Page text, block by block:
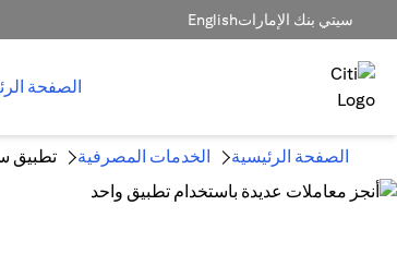
سيتي بنك الإماراتEnglish
الصفحة
الصفحة الرئيسية الخدمات المصرفية تطبيق